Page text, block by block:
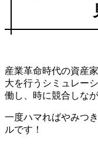
産業革命時代の資産
大を行うシミュレー
働し、時に競合しな
一度ハマればやみつ
ルです！